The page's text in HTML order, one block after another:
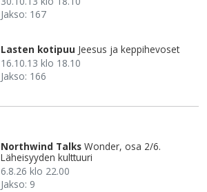
Jakso: 167
Lasten kotipuu Jeesus ja keppihevoset
16.10.13 klo 18.10
Jakso: 166
Northwind Talks Wonder, osa 2/6.
Läheisyyden kulttuuri
6.8.26 klo 22.00
Jakso: 9